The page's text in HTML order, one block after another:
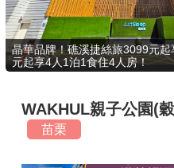
好康優惠
最新消息
最新留言
晶華品牌！礁溪捷絲旅3099元
元起享4人1泊1食住4人房！
WAKHUL親子公園(
苗栗